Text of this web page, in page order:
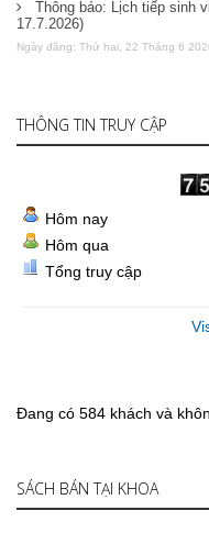
Thông báo: Lịch tiếp sinh
17.7.2026)
Ngày đăng: Thứ hai, 22 Tháng 6
THÔNG TIN TRUY CẬP
Hôm nay
Hôm qua
Tổng truy cập
Đang có 584 khách và
SÁCH BÁN TẠI KHOA